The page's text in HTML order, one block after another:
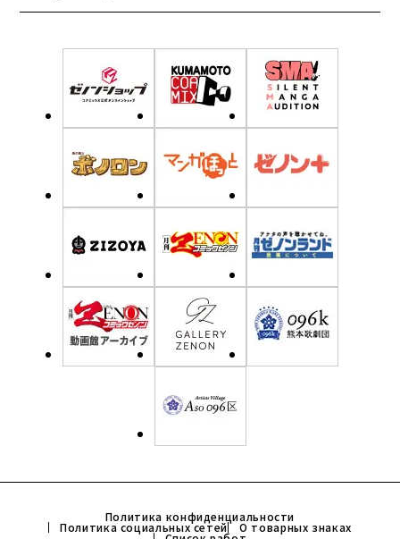
Политика конфиденциальности
Политика социальных сетей О товарных знаках